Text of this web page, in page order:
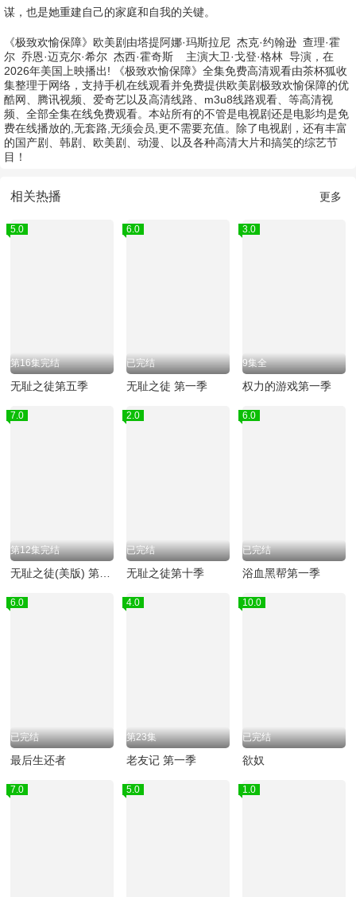
谋，也是她重建自己的家庭和自我的关键。
《极致欢愉保障》欧美剧由塔提阿娜·玛斯拉尼 杰克·约翰逊 查理·霍
尔 乔恩·迈克尔·希尔 杰西·霍奇斯 主演大卫·戈登·格林 导演，在
2026年美国上映播出! 《极致欢愉保障》全集免费高清观看由茶杯狐收
集整理于网络，支持手机在线观看并免费提供欧美剧极致欢愉保障的优
酷网、腾讯视频、爱奇艺以及高清线路、m3u8线路观看、等高清视
频、全部全集在线免费观看。本站所有的不管是电视剧还是电影均是免
费在线播放的,无套路,无须会员,更不需要充值。除了电视剧，还有丰富
的国产剧、韩剧、欧美剧、动漫、以及各种高清大片和搞笑的综艺节
目！
相关热播 更多
5.0
第16集完结
无耻之徒第五季
6.0
已完结
无耻之徒 第一季
3.0
9集全
权力的游戏第一季
7.0
第12集完结
2.0
已完结
无耻之徒第十季
6.0
已完结
浴血黑帮第一季
6.0
已完结
最后生还者
4.0
第23集
老友记 第一季
10.0
已完结
欲奴
7.0 5.0 1.0